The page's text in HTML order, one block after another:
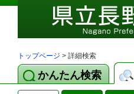
トップページ > 詳細検索
かんたん検索